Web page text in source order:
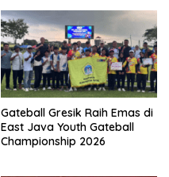
Gateball Gresik Raih Emas di
East Java Youth Gateball
Championship 2026